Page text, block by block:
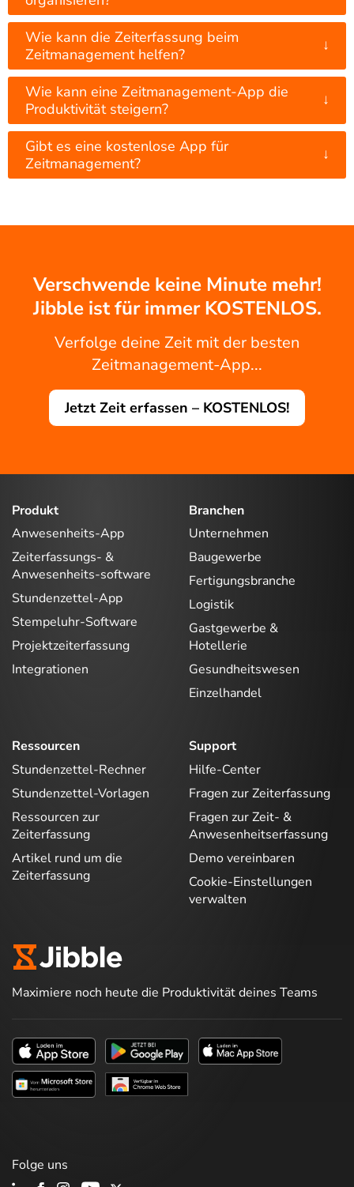
Wie kann die Zeiterfassung beim
Zeitmanagement helfen?
↓
Wie kann eine Zeitmanagement-App die
Produktivität steigern?
↓
Gibt es eine kostenlose App für
Zeitmanagement?
↓
Verschwende keine Minute mehr!
Jibble ist für immer KOSTENLOS.
Verfolge deine Zeit mit der besten
Zeitmanagement-App...
Jetzt Zeit erfassen – KOSTENLOS!
Produkt
Anwesenheits-App
Zeiterfassungs- &
Anwesenheits-software
Stundenzettel-App
Stempeluhr-Software
Projektzeiterfassung
Integrationen
Branchen
Unternehmen
Baugewerbe
Fertigungsbranche
Logistik
Gastgewerbe &
Hotellerie
Gesundheitswesen
Einzelhandel
Ressourcen
Stundenzettel-Rechner
Stundenzettel-Vorlagen
Ressourcen zur
Zeiterfassung
Artikel rund um die
Zeiterfassung
Support
Hilfe-Center
Fragen zur Zeiterfassung
Fragen zur Zeit- &
Anwesenheitserfassung
Demo vereinbaren
Cookie-Einstellungen
verwalten
Maximiere noch heute die Produktivität deines Teams
Folge uns